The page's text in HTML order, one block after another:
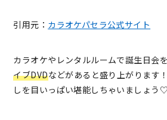
引用元： カラオケパセラ公式サイト
カラオケやレンタルルームで誕生日会
イブDVDなどがあると盛り上がります
しを目いっぱい堪能しちゃいましょう♡